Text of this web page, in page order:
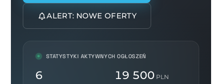
ALERT: NOWE OFERTY
STATYSTYKI AKTYWNYCH OGŁOSZEŃ
6 19 500 PLN